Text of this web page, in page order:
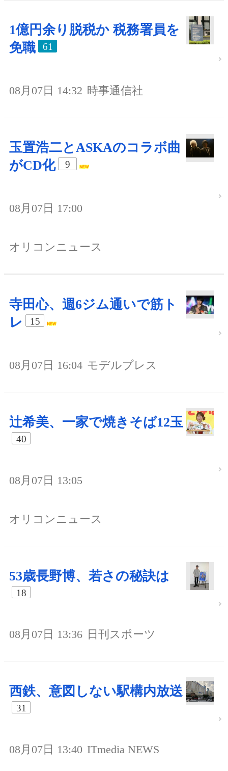
1億円余り脱税か 税務署員を
免職
61
08月07日 14:32 時事通信社
玉置浩二とASKAのコラボ曲
がCD化
9
08月07日 17:00
オリコンニュース
寺田心、週6ジム通いで筋ト
レ
15
08月07日 16:04 モデルプレス
辻希美、一家で焼きそば12玉
40
08月07日 13:05
オリコンニュース
53歳長野博、若さの秘訣は
18
08月07日 13:36 日刊スポーツ
西鉄、意図しない駅構内放送
31
08月07日 13:40 ITmedia NEWS